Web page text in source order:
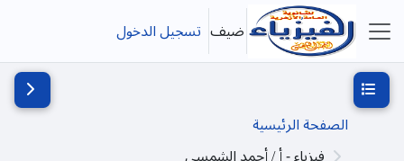
تخطى إلى المحتوى الرئيسي
واجهة جانبية
ضيف تسجيل الدخول
الصفحة الرئيسية
فتح فهرس المقرر فتح